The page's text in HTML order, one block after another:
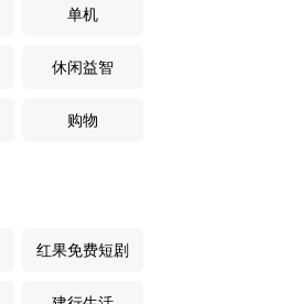
单机
休闲益智
购物
红果免费短剧